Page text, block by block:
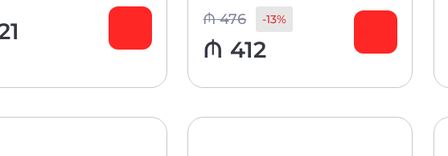
₼476 -13%
₼ 412